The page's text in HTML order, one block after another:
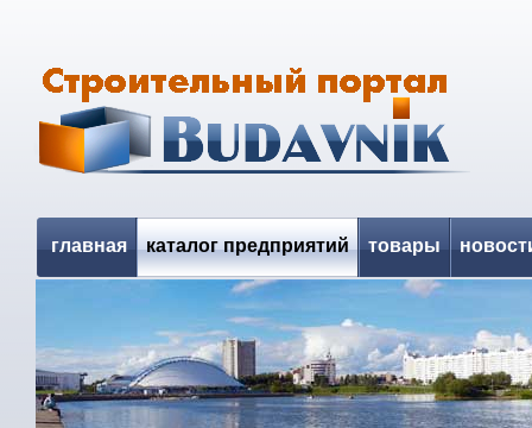
главная каталог предприятий товары